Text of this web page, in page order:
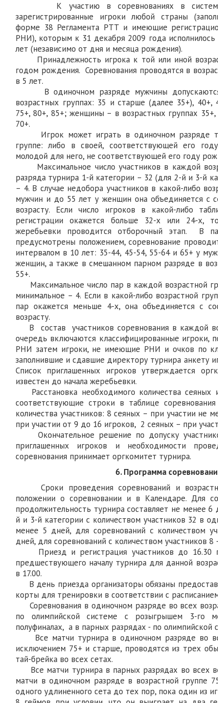
К участию в соревнованиях в системе
зарегистрированные игроки любой страны
форме 38 Регламента РТТ и имеющие
РНИ), которым к 31 декабря 2009 года исполнилось
лет (независимо от дня и месяца рождения).
Принадлежность игрока к той или иной
годом рождения. Соревнования проводятся в
в 5 лет.
В одиночном разряде мужчины
возрастных группах: 35 и старше (далее 35+), 40+,
75+, 80+, 85+; женщины – в возрастных группах 35+,
70+.
Игрок может играть в одиночном разряде
группе: либо в своей, соответствующей его
молодой для него, не соответствующей его году
Максимальное число участников в каждой
разряда турнира 1-й категории – 32 (для 2-й и 3-й
– 4. В случае недобора участников в какой-либо
мужчин и до 55 лет у женщин она объединяется с
возрасту. Если число игроков в какой-либо
регистрации окажется больше 32-х или 24-х,
жеребьевки проводится отборочный этап. В
предусмотрены положением, соревнование
интервалом в 10 лет: 35-44, 45-54, 55-64 и 65+ у
женщин, а также в смешанном парном разряде в
55+.
Максимальное число пар в каждой возрастной
минимальное – 4. Если в какой-либо возрастной
пар окажется меньше 4-х, она объединяется с
возрасту.
В состав участников соревнования в каждой
очередь включаются классифицированные игроки,
РНИ затем игроки, не имеющие РНИ и очков по
заполнившие и сдавшие директору турнира анкету
Список приглашенных игроков утверждается
известен до начала жеребьевки.
Расстановка необходимого количества
соответствующие строки в таблице
количества участников: 8 сеяных – при участии не
при участии от 9 до 16 игроков, 2 сеяных – при
Окончательное решение по допуску
приглашенных игроков и необходимости
соревнования принимает оргкомитет турнира.
6. Программа
Сроки проведения соревнований и
положении о соревновании и в Календаре. Для
продолжительность турнира составляет не менее
й и 3-й категории с количеством участников 32 в
менее 5 дней, для соревнований с количеством
дней, для соревнований с количеством участников
Приезд и регистрация участников до 16.30
предшествующего началу турнира для данной
в 17.00.
В день приезда организаторы обязаны
корты для тренировки в соответствии с
Соревнования в одиночном разряде во всех
по олимпийской системе с розыгрышем 3-го
полуфиналах, а в парных разрядах - по олимпийской
Все матчи турнира в одиночном разряде во
исключением 75+ и старше, проводятся из трех
тай-брейка во всех сетах.
Все матчи турнира в парных разрядах во всех
матчи в одиночном разряде в возрастной группе
одного удлиненного сета до тех пор, пока один из